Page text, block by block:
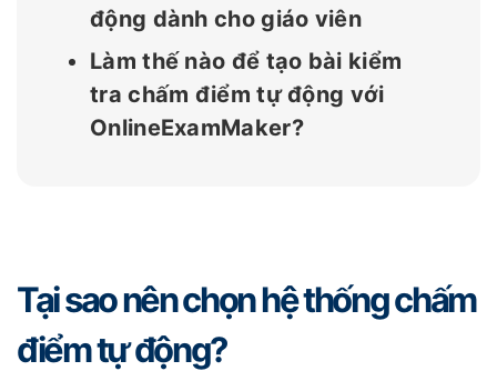
động dành cho giáo viên
Làm thế nào để tạo bài kiểm
tra chấm điểm tự động với
OnlineExamMaker?
Tại sao nên chọn hệ thống chấm
điểm tự động?